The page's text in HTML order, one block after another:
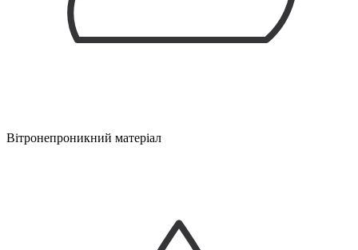
Вітронепроникний матеріал